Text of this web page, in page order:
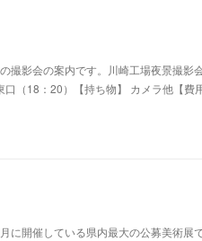
撮影会の案内です。川崎工場夜景撮影
口（18：20）【持ち物】 カメラ他【
に開催している県内最大の公募美術